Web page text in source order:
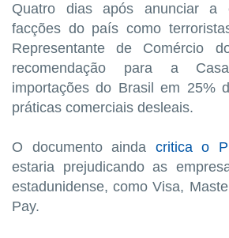
Quatro dias após anunciar a
facções do país como
Representante de Comércio
recomendação para a
importações do Brasil em 25%
práticas comerciais desleais.
O documento ainda critica o
estaria prejudicando as
estadunidense, como Visa,
Pay.